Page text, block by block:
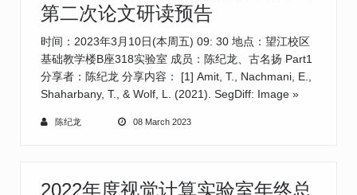
第二次论文研读预告
时间：2023年3月10日(本周五) 09: 30 地点：望江校区
基础教学楼B座318实验室 成员：陈纪龙、古名扬 Part1
分享者：陈纪龙 分享内容： [1] Amit, T., Nachmani, E.,
Shaharbany, T., & Wolf, L. (2021). SegDiff: Image »
陈纪龙 08 March 2023
2022年度视觉计算实验室年终总